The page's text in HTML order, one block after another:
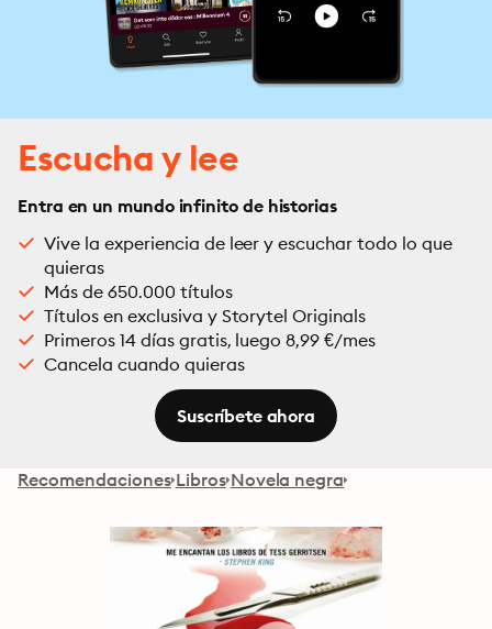
Escucha y lee
Entra en un mundo infinito de historias
Vive la experiencia de leer y escuchar todo lo que
quieras
Más de 650.000 títulos
Títulos en exclusiva y Storytel Originals
Primeros 14 días gratis, luego 8,99 €/mes
Cancela cuando quieras
Suscríbete ahora
Recomendaciones Libros Novela negra